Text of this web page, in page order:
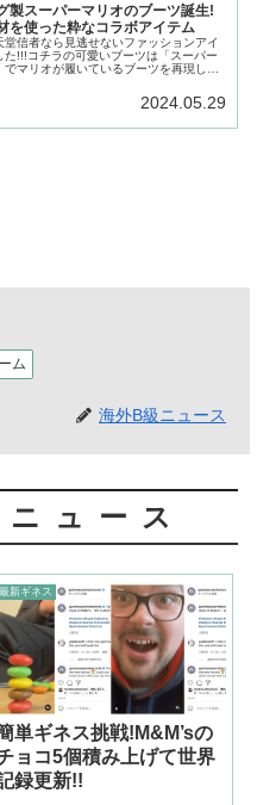
製スーパーマリオのブーツ誕生!
を使った粋なコラボアイテム
堂信者なら見逃せないファッションアイ
た!!!コチラの可愛いブーツは「スーパー
マリオが履いているブーツを再現した
2024.05.29
ム
海外B級ニュース
ュース
最新ギネス
単ギネス挑戦!M&M’sの
ョコ5個積み上げて世界
録更新!!